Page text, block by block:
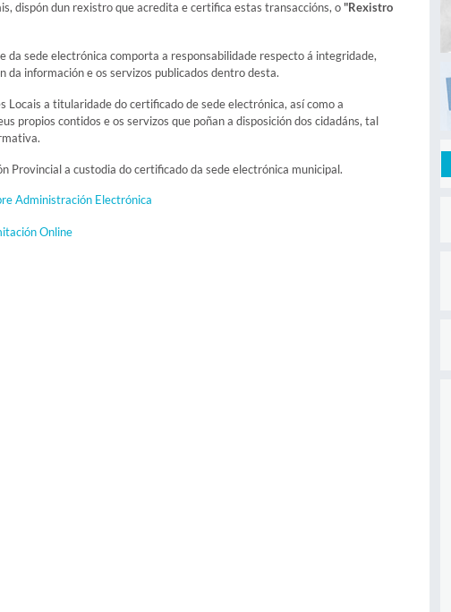
dispón dun rexistro que acredita e certifica estas transaccións, o"Rexistro
da sede electrónica comporta a responsabilidade respecto á integridade,
da información e os servizos publicados dentro desta.
Locais a titularidade do certificado de sede electrónica, así como a
propios contidos e os servizos que poñan a disposición dos cidadáns, tal
Provincial a custodia do certificado da sede electrónica municipal.
Administración Electrónica
Online